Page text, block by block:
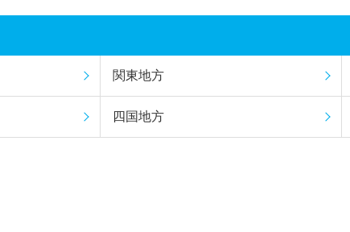
関東地方
四国地方